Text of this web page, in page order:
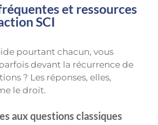
et ressources
SCI
pourtant chacun, vous
devant la récurrence de
? Les réponses, elles,
le droit.
aux questions classiques